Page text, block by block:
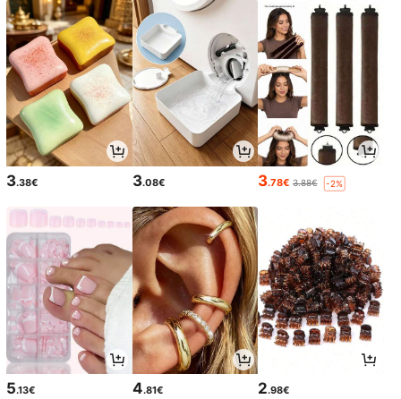
3.38€ 3.08€ 3.78€ 3.88€ -2%
5.13€ 4.81€ 2.98€